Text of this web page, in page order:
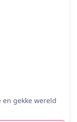
gekke wereld